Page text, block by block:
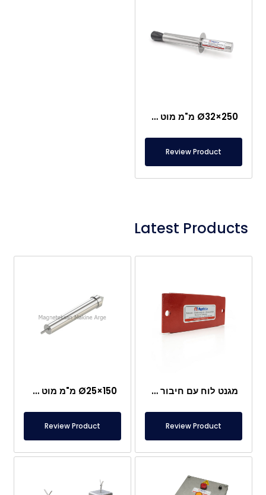
Ø32×250 מ"מ מוט דגימה מגנטי
Review Product
Latest Products
מגנט לוח עם חיבור מיוחד מניאודימיום
Review Product
Ø25×150 מ"מ מוט מגנטי עם בורג מוט – ראש בצורת קליע
Review Product